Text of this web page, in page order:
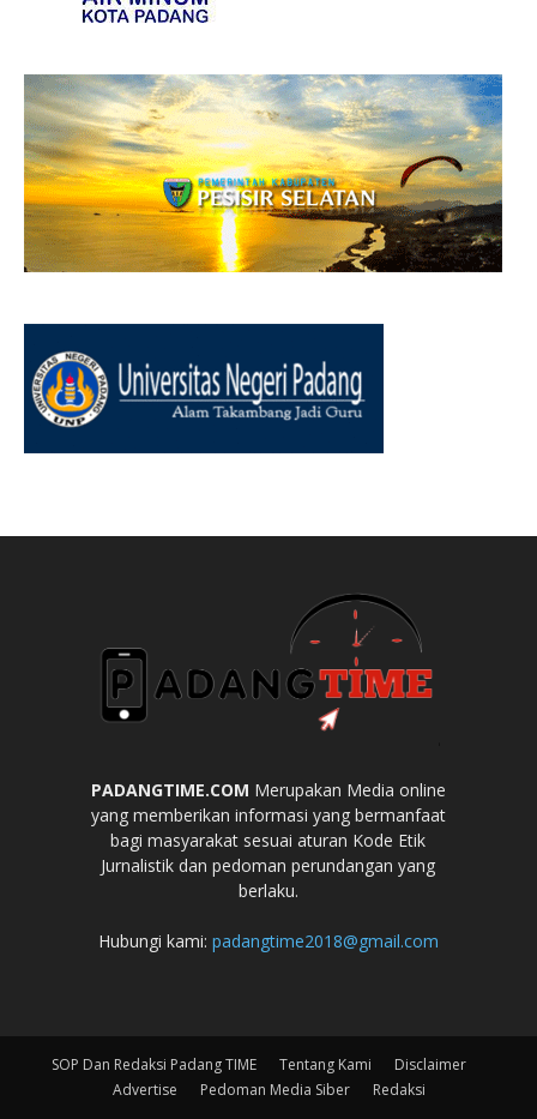
PADANGTIME.COM Merupakan Media online
yang memberikan informasi yang bermanfaat
bagi masyarakat sesuai aturan Kode Etik
Jurnalistik dan pedoman perundangan yang
berlaku.
Hubungi kami: padangtime2018@gmail.com
SOP Dan Redaksi Padang TIME Tentang Kami
Disclaimer
Advertise
Pedoman Media Siber Redaksi